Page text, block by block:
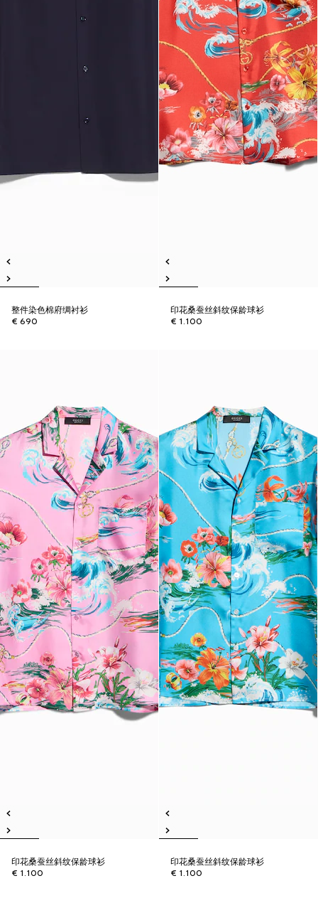
整件染色棉府绸衬衫
€ 690
印花桑蚕丝斜纹保龄球衫
€ 1.100
印花桑蚕丝斜纹保龄球衫
€ 1.100
印花桑蚕丝斜纹保龄球衫
€ 1.100